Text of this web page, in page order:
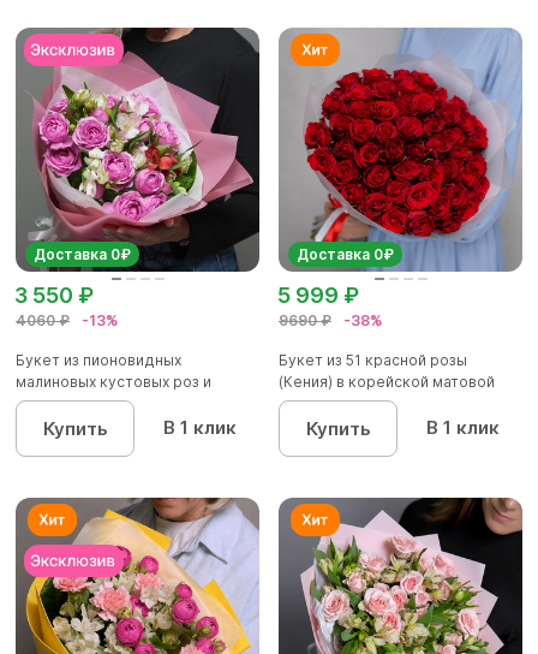
Доставка 0₽
4060 ₽ -13%
3 550 ₽
Букет из пионовидных
малиновых кустовых роз и
альстроме...
Купить В 1 клик
Доставка 0₽
9690 ₽ -38%
5 999 ₽
Букет из 51 красной розы
(Кения) в корейской матовой
уп...
Купить В 1 клик